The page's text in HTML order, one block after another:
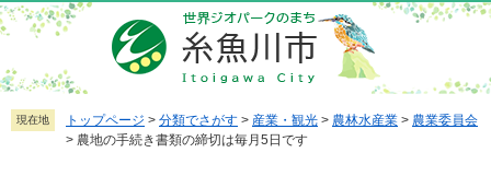
ペ
ー
ジ
の
先
メ
ニ
ュ
ー
を現在地 トップページ > 分類でさがす > 産業・観光 > 農林水産業 > 農業委員会
> 農地の手続き書類の締切は毎月5日です